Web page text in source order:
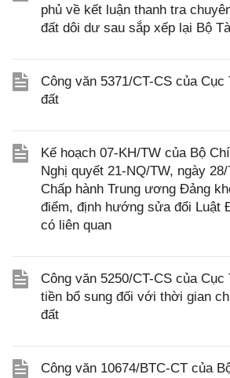
phủ về kết luận thanh tra
đất dôi dư sau sắp xếp lại Bộ
Công văn 5371/CT-CS của Cục
đất
Kế hoạch 07-KH/TW của Bộ
Nghị quyết 21-NQ/TW, ngày
Chấp hành Trung ương Đảng
điểm, định hướng sửa đổi Luật
có liên quan
Công văn 5250/CT-CS của Cục
tiền bổ sung đối với thời gian
đất
Công văn 10674/BTC-CT của